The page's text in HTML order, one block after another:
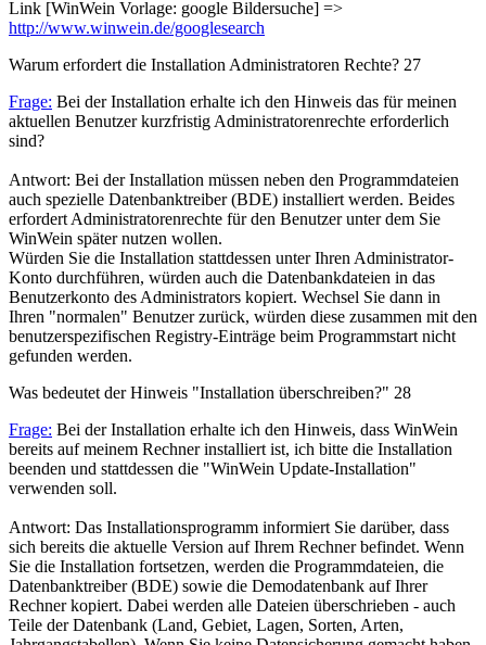
Link [WinWein Vorlage: google Bildersuche] =>
http://www.winwein.de/googlesearch
Warum erfordert die Installation Administratoren Rechte? 27
Frage: Bei der Installation erhalte ich den Hinweis das für meinen
aktuellen Benutzer kurzfristig Administratorenrechte erforderlich
sind?
Antwort: Bei der Installation müssen neben den Programmdateien
auch spezielle Datenbanktreiber (BDE) installiert werden. Beides
erfordert Administratorenrechte für den Benutzer unter dem Sie
WinWein später nutzen wollen.
Würden Sie die Installation stattdessen unter Ihren Administrator-
Konto durchführen, würden auch die Datenbankdateien in das
Benutzerkonto des Administrators kopiert. Wechsel Sie dann in
Ihren "normalen" Benutzer zurück, würden diese zusammen mit den
benutzerspezifischen Registry-Einträge beim Programmstart nicht
gefunden werden.
Was bedeutet der Hinweis "Installation überschreiben?" 28
Frage: Bei der Installation erhalte ich den Hinweis, dass WinWein
bereits auf meinem Rechner installiert ist, ich bitte die Installation
beenden und stattdessen die "WinWein Update-Installation"
verwenden soll.
Antwort: Das Installationsprogramm informiert Sie darüber, dass
sich bereits die aktuelle Version auf Ihrem Rechner befindet. Wenn
Sie die Installation fortsetzen, werden die Programmdateien, die
Datenbanktreiber (BDE) sowie die Demodatenbank auf Ihrer
Rechner kopiert. Dabei werden alle Dateien überschrieben - auch
Teile der Datenbank (Land, Gebiet, Lagen, Sorten, Arten,